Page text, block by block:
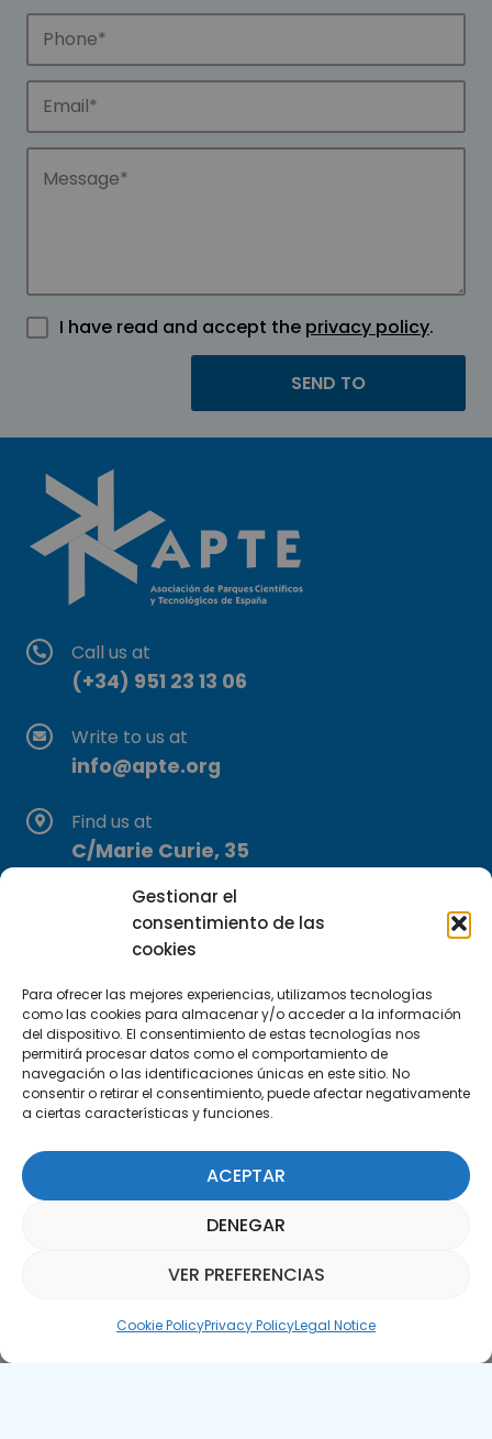
Gestionar el
consentimiento de las
cookies
Para ofrecer las mejores experiencias, utilizamos tecnologías
como las cookies para almacenar y/o acceder a la información
del dispositivo. El consentimiento de estas tecnologías nos
permitirá procesar datos como el comportamiento de
navegación o las identificaciones únicas en este sitio. No
consentir o retirar el consentimiento, puede afectar negativamente
a ciertas características y funciones.
ACEPTAR
DENEGAR
VER PREFERENCIAS
Cookie PolicyPrivacy PolicyLegal Notice
I have read and accept the privacy policy.
Call us at
(+34) 951 23 13 06
Write to us at
info@apte.org
Find us at
C/Marie Curie, 35
Subscribe to our Newsletter
SUBSCRIBE HERE